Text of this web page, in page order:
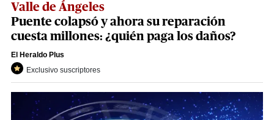
Valle de Ángeles
Puente colapsó y ahora su reparación
cuesta millones: ¿quién paga los daños?
El Heraldo Plus
Exclusivo suscriptores